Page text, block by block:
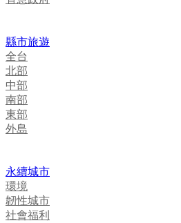
縣市旅遊
全台
北部
中部
南部
東部
外島
永續城市
環境
韌性城市
社會福利